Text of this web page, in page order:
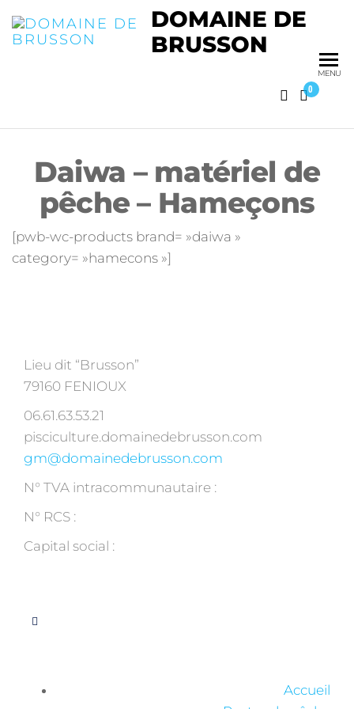
DOMAINE DE
BRUSSON
0
MENU
Daiwa – matériel de
pêche – Hameçons
[pwb-wc-products brand= »daiwa »
category= »hamecons »]
Lieu dit “Brusson”
79160 FENIOUX
06.61.63.53.21
pisciculture.domainedebrusson.com
gm@domainedebrusson.com
N° TVA intracommunautaire :
N° RCS :
Capital social :
Accueil